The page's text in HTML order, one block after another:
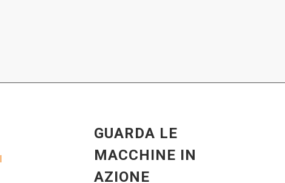
GUARDA LE
MACCHINE IN
AZIONE